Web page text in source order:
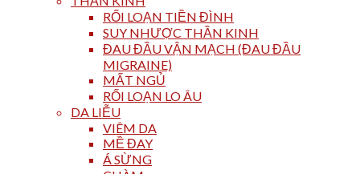
RỐI LOẠN TIỀN ĐÌNH
SUY NHƯỢC THẦN KINH
ĐAU ĐẦU VẬN MẠCH (ĐAU ĐẦU
MIGRAINE)
MẤT NGỦ
RỐI LOẠN LO ÂU
DA LIỄU
VIÊM DA
MỀ ĐAY
Á SỪNG